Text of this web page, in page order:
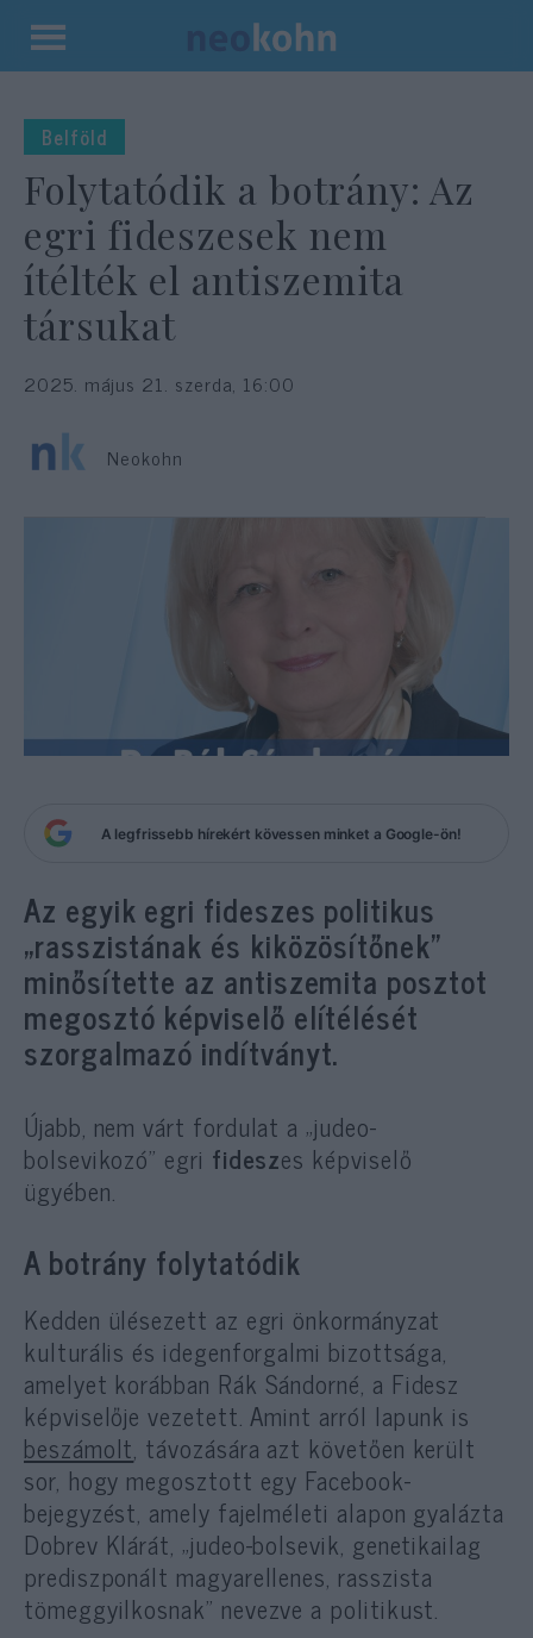
Kilépés
tartalomba
Belföld
Folytatódik a botrány: Az
egri fideszesek nem
ítélték el antiszemita
társukat
2025. május 21. szerda, 16:00
Neokohn
A legfrissebb hírekért kövessen minket a Google-ön!
Az egyik egri fideszes politikus
„rasszistának és kiközösítőnek”
minősítette az antiszemita posztot
megosztó képviselő elítélését
szorgalmazó indítványt.
Újabb, nem várt fordulat a „judeo-
bolsevikozó” egri fideszes képviselő
ügyében.
A botrány folytatódik
Kedden ülésezett az egri önkormányzat
kulturális és idegenforgalmi bizottsága,
amelyet korábban Rák Sándorné, a Fidesz
képviselője vezetett. Amint arról lapunk is
beszámolt, távozására azt követően került
sor, hogy megosztott egy Facebook-
bejegyzést, amely fajelméleti alapon gyalázta
Dobrev Klárát, „judeo-bolsevik, genetikailag
prediszponált magyarellenes, rasszista
tömeggyilkosnak” nevezve a politikust.